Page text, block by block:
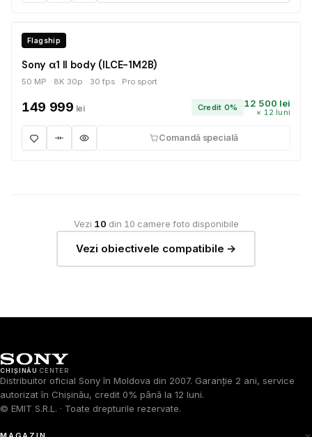
PE COMANDĂ
Flagship
Sony α1 II body (ILCE-1M2B)
50 MP 8K 30p 30 fps Pro sport
149 999 lei Credit 0% 12 500 lei
× 12 luni
Comandă specială
Vezi 10 din 10 camere foto disponibile
Vezi obiectivele compatibile →
CHIȘINĂU CENTER
Distribuitor oficial Sony în Moldova din 2007. Garanție 2 ani, service
autorizat în Chișinău, credit 0% până la 12 luni.
© EMIT S.R.L. · Toate drepturile rezervate.